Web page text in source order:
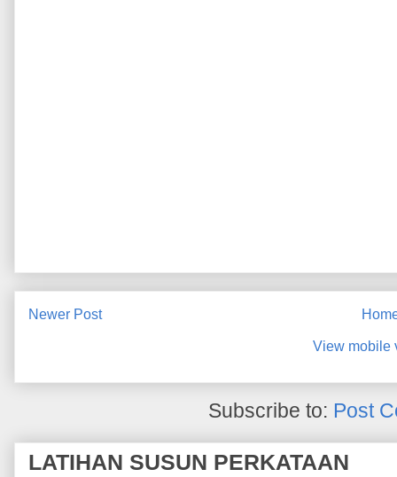
Newer Post
View mobile
Subscribe to: Post
LATIHAN SUSUN PERKATAAN